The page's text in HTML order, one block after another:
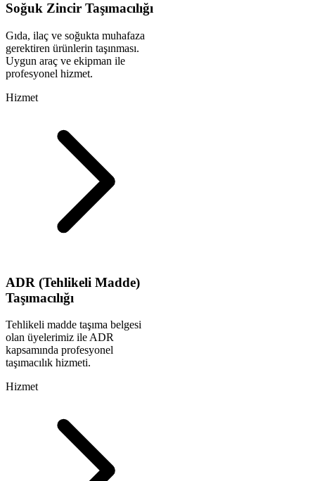
Soğuk Zincir Taşımacılığı
Gıda, ilaç ve soğukta muhafaza
gerektiren ürünlerin taşınması.
Uygun araç ve ekipman ile
profesyonel hizmet.
Hizmet
ADR (Tehlikeli Madde)
Taşımacılığı
Tehlikeli madde taşıma belgesi
olan üyelerimiz ile ADR
kapsamında profesyonel
taşımacılık hizmeti.
Hizmet